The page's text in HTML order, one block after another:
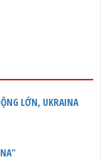
LỚN, UKRAINA